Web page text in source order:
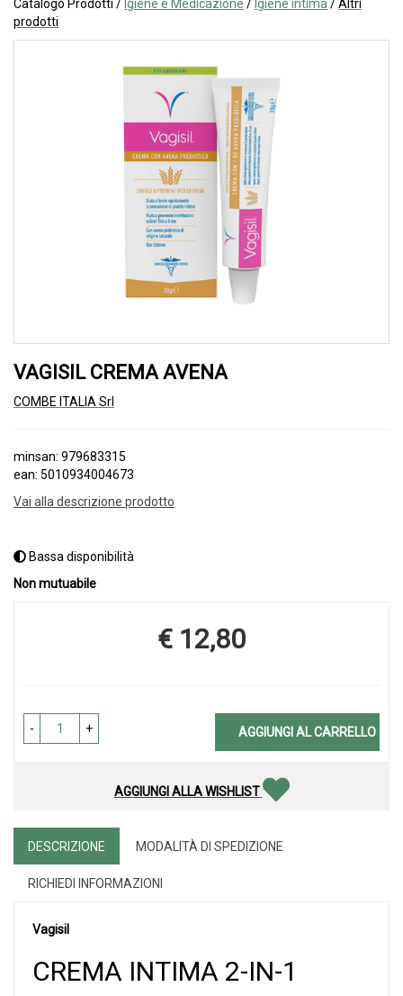
Catalogo Prodotti / Igiene e Medicazione / Igiene intima /Altri
prodotti
VAGISIL CREMA AVENA
COMBE ITALIA Srl
minsan: 979683315
ean: 5010934004673
Vai alla descrizione prodotto
Bassa disponibilità
Non mutuabile
Prezzo
€ 12,80
- + AGGIUNGI AL CARRELLO
AGGIUNGI ALLA WISHLIST
DESCRIZIONE MODALITÀ DI SPEDIZIONE
RICHIEDI INFORMAZIONI
Vagisil
CREMA INTIMA 2-IN-1